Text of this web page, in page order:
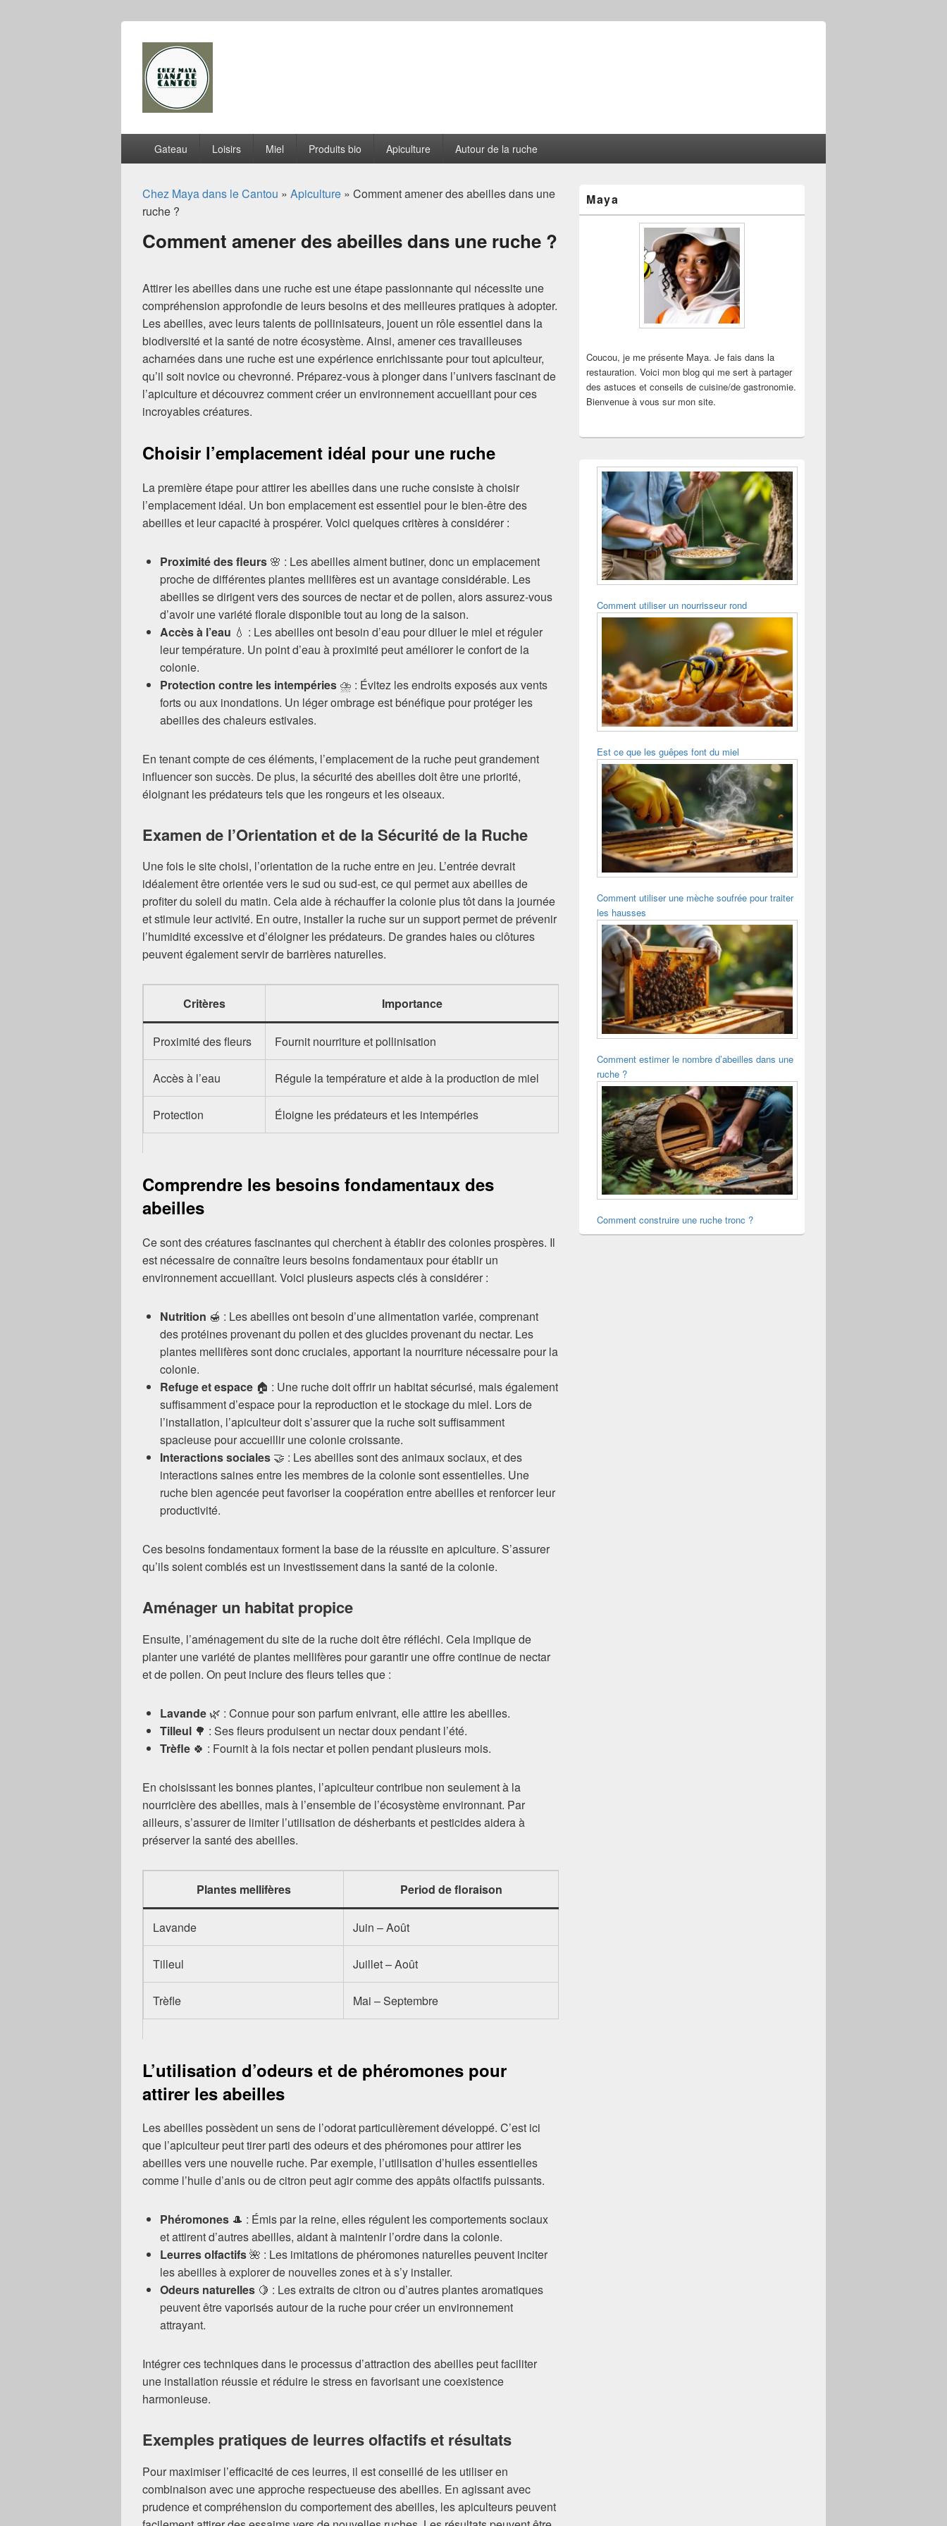
Chez Maya dans le Cantou
principalGateau Loisirs Miel Produits bio Apiculture Autour de la ruche
Chez Maya dans le Cantou » Apiculture » Comment amener des abeilles dans une
ruche ?
Comment amener des abeilles dans une ruche ?
Attirer les abeilles dans une ruche est une étape passionnante qui nécessite une
compréhension approfondie de leurs besoins et des meilleures pratiques à adopter.
Les abeilles, avec leurs talents de pollinisateurs, jouent un rôle essentiel dans la
biodiversité et la santé de notre écosystème. Ainsi, amener ces travailleuses
acharnées dans une ruche est une expérience enrichissante pour tout apiculteur,
qu’il soit novice ou chevronné. Préparez-vous à plonger dans l’univers fascinant de
l’apiculture et découvrez comment créer un environnement accueillant pour ces
incroyables créatures.
Choisir l’emplacement idéal pour une ruche
La première étape pour attirer les abeilles dans une ruche consiste à choisir
l’emplacement idéal. Un bon emplacement est essentiel pour le bien-être des
abeilles et leur capacité à prospérer. Voici quelques critères à considérer :
Proximité des fleurs 🌸 : Les abeilles aiment butiner, donc un emplacement
proche de différentes plantes mellifères est un avantage considérable. Les
abeilles se dirigent vers des sources de nectar et de pollen, alors assurez-vous
d’avoir une variété florale disponible tout au long de la saison.
Accès à l’eau 💧 : Les abeilles ont besoin d’eau pour diluer le miel et réguler
leur température. Un point d’eau à proximité peut améliorer le confort de la
colonie.
Protection contre les intempéries ⛈️ : Évitez les endroits exposés aux vents
forts ou aux inondations. Un léger ombrage est bénéfique pour protéger les
abeilles des chaleurs estivales.
En tenant compte de ces éléments, l’emplacement de la ruche peut grandement
influencer son succès. De plus, la sécurité des abeilles doit être une priorité,
éloignant les prédateurs tels que les rongeurs et les oiseaux.
Examen de l’Orientation et de la Sécurité de la Ruche
Une fois le site choisi, l’orientation de la ruche entre en jeu. L’entrée devrait
idéalement être orientée vers le sud ou sud-est, ce qui permet aux abeilles de
profiter du soleil du matin. Cela aide à réchauffer la colonie plus tôt dans la journée
et stimule leur activité. En outre, installer la ruche sur un support permet de prévenir
l’humidité excessive et d’éloigner les prédateurs. De grandes haies ou clôtures
peuvent également servir de barrières naturelles.
Critères Importance
Proximité des fleurs Fournit nourriture et pollinisation
Accès à l’eau Régule la température et aide à la production de miel
Protection Éloigne les prédateurs et les intempéries
Comprendre les besoins fondamentaux des
abeilles
Ce sont des créatures fascinantes qui cherchent à établir des colonies prospères. Il
est nécessaire de connaître leurs besoins fondamentaux pour établir un
environnement accueillant. Voici plusieurs aspects clés à considérer :
Nutrition 🍯 : Les abeilles ont besoin d’une alimentation variée, comprenant
des protéines provenant du pollen et des glucides provenant du nectar. Les
plantes mellifères sont donc cruciales, apportant la nourriture nécessaire pour la
colonie.
Refuge et espace 🏠 : Une ruche doit offrir un habitat sécurisé, mais également
suffisamment d’espace pour la reproduction et le stockage du miel. Lors de
l’installation, l’apiculteur doit s’assurer que la ruche soit suffisamment
spacieuse pour accueillir une colonie croissante.
Interactions sociales 🤝 : Les abeilles sont des animaux sociaux, et des
interactions saines entre les membres de la colonie sont essentielles. Une
ruche bien agencée peut favoriser la coopération entre abeilles et renforcer leur
productivité.
Ces besoins fondamentaux forment la base de la réussite en apiculture. S’assurer
qu’ils soient comblés est un investissement dans la santé de la colonie.
Aménager un habitat propice
Ensuite, l’aménagement du site de la ruche doit être réfléchi. Cela implique de
planter une variété de plantes mellifères pour garantir une offre continue de nectar
et de pollen. On peut inclure des fleurs telles que :
Lavande 🌿 : Connue pour son parfum enivrant, elle attire les abeilles.
Tilleul 🌳 : Ses fleurs produisent un nectar doux pendant l’été.
Trèfle 🍀 : Fournit à la fois nectar et pollen pendant plusieurs mois.
En choisissant les bonnes plantes, l’apiculteur contribue non seulement à la
nourricière des abeilles, mais à l’ensemble de l’écosystème environnant. Par
ailleurs, s’assurer de limiter l’utilisation de désherbants et pesticides aidera à
préserver la santé des abeilles.
Plantes mellifères Period de floraison
Lavande Juin – Août
Tilleul Juillet – Août
Trèfle Mai – Septembre
L’utilisation d’odeurs et de phéromones pour
attirer les abeilles
Les abeilles possèdent un sens de l’odorat particulièrement développé. C’est ici
que l’apiculteur peut tirer parti des odeurs et des phéromones pour attirer les
abeilles vers une nouvelle ruche. Par exemple, l’utilisation d’huiles essentielles
comme l’huile d’anis ou de citron peut agir comme des appâts olfactifs puissants.
Phéromones 🎩 : Émis par la reine, elles régulent les comportements sociaux
et attirent d’autres abeilles, aidant à maintenir l’ordre dans la colonie.
Leurres olfactifs🌺 : Les imitations de phéromones naturelles peuvent inciter
les abeilles à explorer de nouvelles zones et à s’y installer.
Odeurs naturelles 🍋 : Les extraits de citron ou d’autres plantes aromatiques
peuvent être vaporisés autour de la ruche pour créer un environnement
attrayant.
Intégrer ces techniques dans le processus d’attraction des abeilles peut faciliter
une installation réussie et réduire le stress en favorisant une coexistence
harmonieuse.
Exemples pratiques de leurres olfactifs et résultats
Pour maximiser l’efficacité de ces leurres, il est conseillé de les utiliser en
combinaison avec une approche respectueuse des abeilles. En agissant avec
prudence et compréhension du comportement des abeilles, les apiculteurs peuvent
principale
de
Maya
Coucou, je me présente Maya. Je fais dans la
restauration. Voici mon blog qui me sert à partager
des astuces et conseils de cuisine/de gastronomie.
Bienvenue à vous sur mon site.
Comment utiliser un nourrisseur rond
Est ce que les guêpes font du miel
Comment utiliser une mèche soufrée pour traiter
les hausses
Comment estimer le nombre d’abeilles dans une
ruche ?
Comment construire une ruche tronc ?